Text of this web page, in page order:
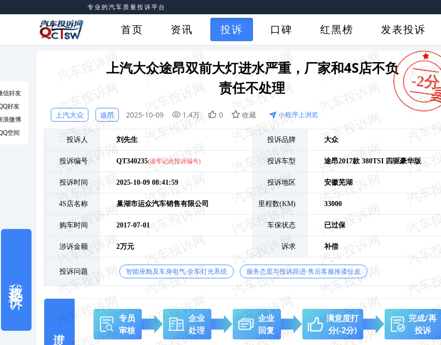
专业的汽车质量投诉平台
首页 资讯 投诉 口碑 红黑榜 发表投诉
-2分
上汽大众途昂双前大灯进水严重，厂家和4S店不负
责任不处理
上汽大众 途昂 2025-10-09 1.4万 0 收藏 小程序上浏览
投诉人 刘 先生 投诉品牌 大众
投诉编号 QT340235(请牢记此投诉编号) 投诉车型 途昂2017款 380TSI 四驱豪华版
投诉时间 2025-10-09 08:41:59 投诉地区 安徽芜湖
4S店名称 巢湖市运众汽车销售有限公司 里程数(KM) 33000
购车时间 2017-07-01 车保状态 已过保
涉诉金额 2万元 诉求 补偿
投诉问题 智能座舱及车身电气-全车灯光系统 服务态度与投诉跟进-售后客服推诿扯皮
专员
审核
企业
处理
企业
回复
满意度打
分(-2分)
完成/再
投诉
信好友
好友
浪微博
空间